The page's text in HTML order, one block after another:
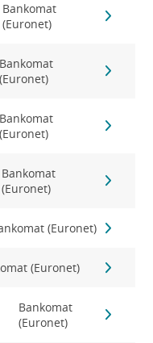
Bankomat
(Euronet)
Bankomat
(Euronet)
Bankomat
(Euronet)
Bankomat
(Euronet)
(Euronet)
(Euronet)
Bankomat
(Euronet)